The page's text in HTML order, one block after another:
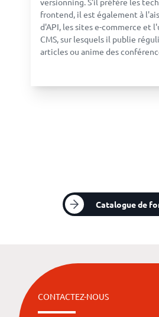
frontend, il est également à
d'API, les sites e-commerce et
CMS, sur lesquels il publie
articles ou anime des
Catalogue de
CONTACTEZ-NOUS